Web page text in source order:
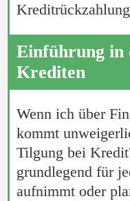
Einführung in
Krediten
Wenn ich über
kommt
Tilgung bei
grundlegend für
aufnimmt oder